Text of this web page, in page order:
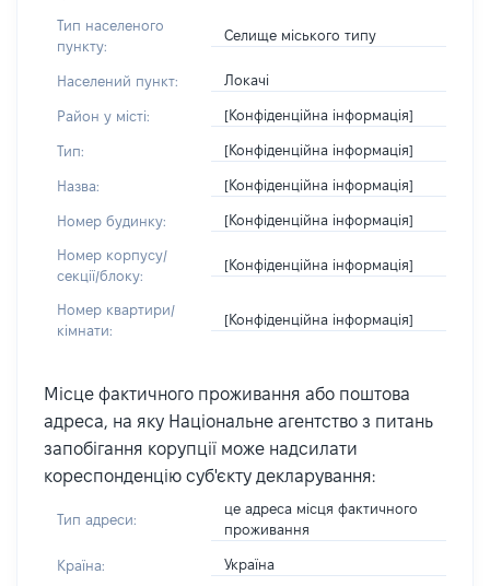
Тип населеного
пункту:
Селище міського типу
Населений пункт: Локачі
Район у місті: [Конфіденційна інформація]
Тип: [Конфіденційна інформація]
Назва: [Конфіденційна інформація]
Номер будинку: [Конфіденційна інформація]
Номер корпусу/
секції/блоку:
[Конфіденційна інформація]
Номер квартири/
кімнати:
[Конфіденційна інформація]
Місце фактичного проживання або поштова
адреса, на яку Національне агентство з питань
запобігання корупції може надсилати
кореспонденцію суб'єкту декларування:
Тип адреси:
це адреса місця фактичного
проживання
Країна: Україна